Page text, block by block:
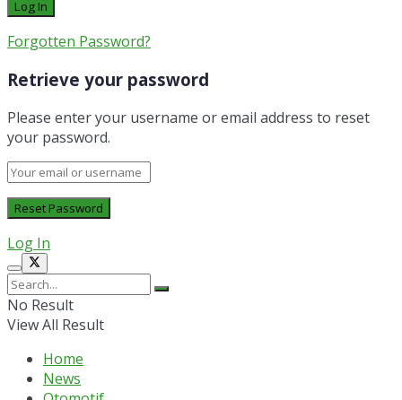
Forgotten Password?
Retrieve your password
Please enter your username or email address to reset
your password.
Log In
No Result
View All Result
Home
News